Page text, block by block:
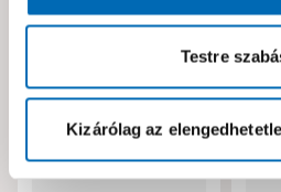
Testre
Kizárólag az